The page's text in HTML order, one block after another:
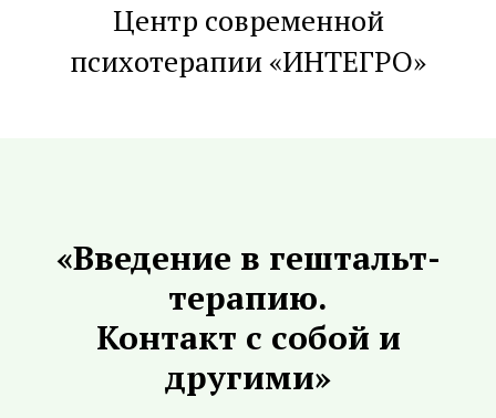
Центр современной
психотерапии «ИНТЕГРО»
«Введение в гештальт-
терапию.
Контакт с собой и
другими»